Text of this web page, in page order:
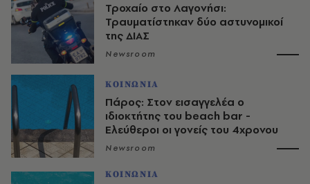
Τροχαίο στο Λαγονήσι:
Τραυματίστηκαν δύο αστυνομικοί
της ΔΙΑΣ
Newsroom
ΚΟΙΝΩΝΙΑ
Πάρος: Στον εισαγγελέα ο
ιδιοκτήτης του beach bar -
Ελεύθεροι οι γονείς του 4χρονου
Newsroom
ΚΟΙΝΩΝΙΑ